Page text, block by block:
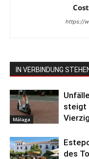
https://
IN VERBINDUNG
Málaga
steigt
des